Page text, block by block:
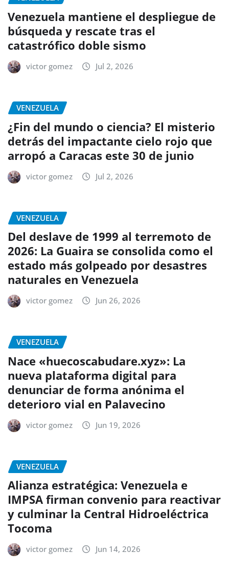
Venezuela mantiene el despliegue de
búsqueda y rescate tras el
catastrófico doble sismo
victor gomez Jul 2, 2026
VENEZUELA
¿Fin del mundo o ciencia? El misterio
detrás del impactante cielo rojo que
arropó a Caracas este 30 de junio
victor gomez Jul 2, 2026
VENEZUELA
Del deslave de 1999 al terremoto de
2026: La Guaira se consolida como el
estado más golpeado por desastres
naturales en Venezuela
victor gomez Jun 26, 2026
VENEZUELA
Nace «huecoscabudare.xyz»: La
nueva plataforma digital para
denunciar de forma anónima el
deterioro vial en Palavecino
victor gomez Jun 19, 2026
VENEZUELA
Alianza estratégica: Venezuela e
IMPSA firman convenio para reactivar
y culminar la Central Hidroeléctrica
Tocoma
victor gomez Jun 14, 2026